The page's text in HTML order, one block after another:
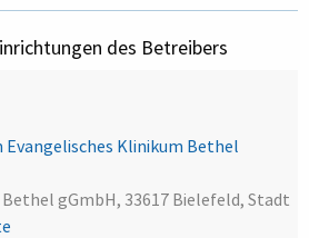
des Betreibers
Klinikum Bethel
gGmbH, 33617 Bielefeld, Stadt